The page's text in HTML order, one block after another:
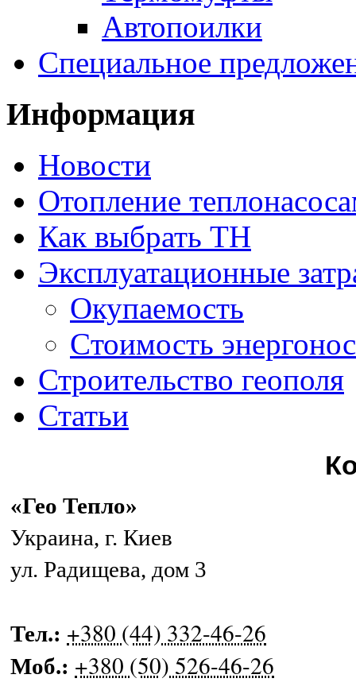
Автопоилки
Специальное
Информация
Новости
Отопление
Как выбрать ТН
Эксплуатационные
Окупаемость
Cтоимость
Строительство геополя
Статьи
«Гео Тепло»
Украина, г. Киев
ул. Радищева, дом 3
Тел.: +380 (44) 332-46-26
Моб.: +380 (50) 526-46-26